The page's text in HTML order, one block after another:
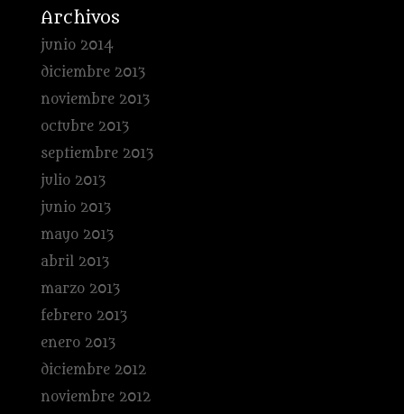
Archivos
junio 2014
diciembre 2013
noviembre 2013
octubre 2013
septiembre 2013
julio 2013
junio 2013
mayo 2013
abril 2013
marzo 2013
febrero 2013
enero 2013
diciembre 2012
noviembre 2012